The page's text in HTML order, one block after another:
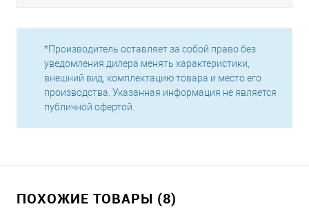
*Производитель оставляет за собой право без
уведомления дилера менять характеристики,
внешний вид, комплектацию товара и место его
производства. Указанная информация не является
публичной офертой.
ПОХОЖИЕ ТОВАРЫ (8)